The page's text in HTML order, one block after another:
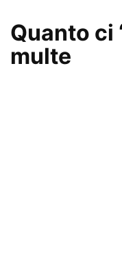
Quanto ci
multe